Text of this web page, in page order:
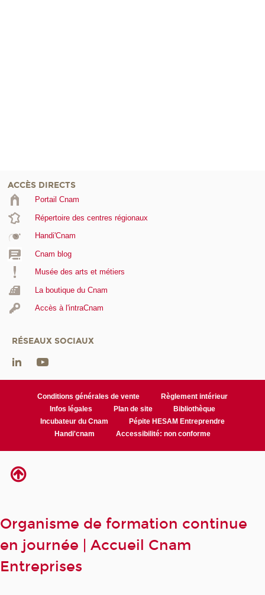
ACCÈS DIRECTS
Portail Cnam
Répertoire des centres régionaux
Handi'Cnam
Cnam blog
Musée des arts et métiers
La boutique du Cnam
Accès à l'intraCnam
RÉSEAUX SOCIAUX
Conditions générales de vente
Règlement intérieur
Infos légales
Plan de site
Bibliothèque
Incubateur du Cnam
Pépite HESAM Entreprendre
Handi'cnam
Accessibilité: non conforme
Organisme de formation continue
en journée | Accueil Cnam
Entreprises